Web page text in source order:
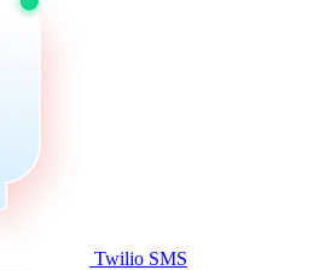
Twilio SMS